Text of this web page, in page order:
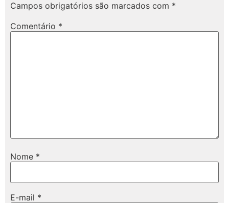
Campos obrigatórios são marcados com *
Comentário *
Nome *
E-mail *